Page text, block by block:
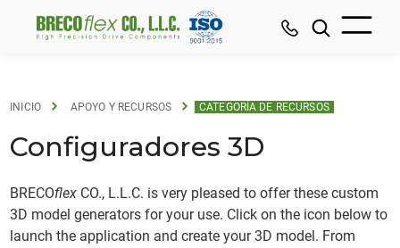
INICIO APOYO Y RECURSOS CATEGORÍA DE RECURSOS
Configuradores 3D
BRECOflex CO., L.L.C. is very pleased to offer these custom
3D model generators for your use. Click on the icon below to
launch the application and create your 3D model. From